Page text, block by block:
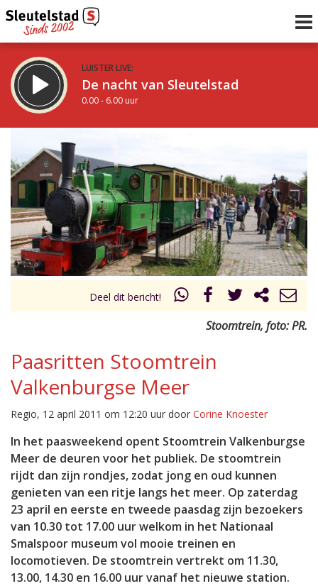
LUISTER LIVE:
De nacht van Sleutelstad
0.00 - 6.00 uur
De ochtend van Sleutelstad
6.00 - 12.00 uur
Vorig uur
uur 1 van 0 Volgend uur
Inklappen
Deel dit bericht!
Stoomtrein, foto: PR.
Paasritten Stoomtrein
Valkenburgse Meer
Regio, 12 april 2011 om 12:20 uur door Corine Knoester
In het paasweekend opent Stoomtrein Valkenburgse
Meer de deuren voor het publiek. De stoomtrein
rijdt dan zijn rondjes, zodat jong en oud kunnen
genieten van een ritje langs het meer. Op zaterdag
23 april en eerste en tweede paasdag zijn bezoekers
van 10.30 tot 17.00 uur welkom in het Nationaal
Smalspoor museum vol mooie treinen en
locomotieven. De stoomtrein vertrekt om 11.30,
13.00, 14.30 en 16.00 uur vanaf het nieuwe station.